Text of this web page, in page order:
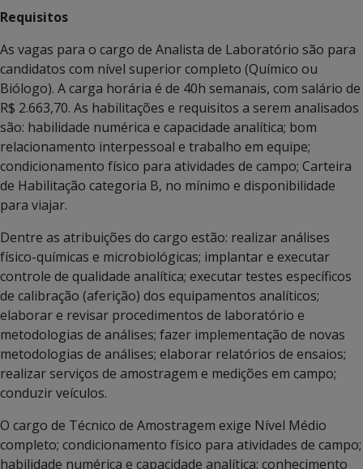
Requisitos
As vagas para o cargo de Analista de Laboratório são para
candidatos com nível superior completo (Químico ou
Biólogo). A carga horária é de 40h semanais, com salário de
R$ 2.663,70. As habilitações e requisitos a serem analisados
são: habilidade numérica e capacidade analítica; bom
relacionamento interpessoal e trabalho em equipe;
condicionamento físico para atividades de campo; Carteira
de Habilitação categoria B, no mínimo e disponibilidade
para viajar.
Dentre as atribuições do cargo estão: realizar análises
físico-químicas e microbiológicas; implantar e executar
controle de qualidade analítica; executar testes específicos
de calibração (aferição) dos equipamentos analíticos;
elaborar e revisar procedimentos de laboratório e
metodologias de análises; fazer implementação de novas
metodologias de análises; elaborar relatórios de ensaios;
realizar serviços de amostragem e medições em campo;
conduzir veículos.
O cargo de Técnico de Amostragem exige Nível Médio
completo; condicionamento físico para atividades de campo;
habilidade numérica e capacidade analítica; conhecimento